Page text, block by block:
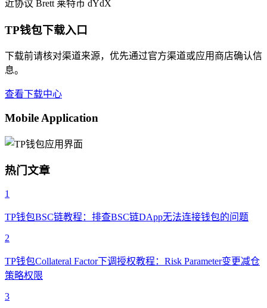
近协议 Brett 莱特币 dYdX
TP钱包下载入口
下载前请核对渠道来源，优先通过官方渠道或应用商店确认信
息。
查看下载中心
Mobile Application
热门文章
1
TP钱包BSC链教程：排查BSC链DApp无法连接钱包的问题
2
TP钱包Collateral Factor下调授权教程：Risk Parameter变更减仓
策略权限
3